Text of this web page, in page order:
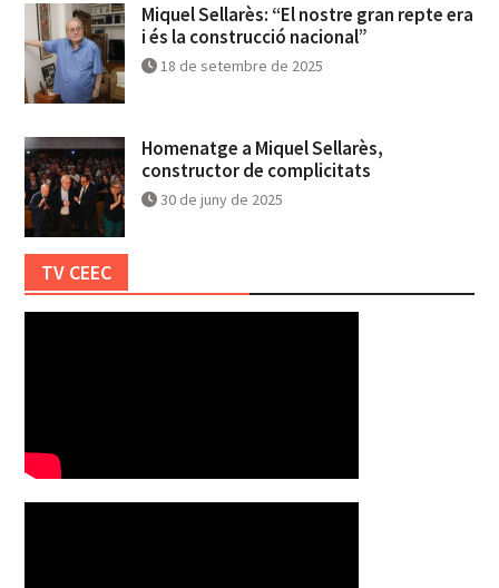
Miquel Sellarès: “El nostre gran repte era
i és la construcció nacional”
18 de setembre de 2025
Homenatge a Miquel Sellarès,
constructor de complicitats
30 de juny de 2025
TV CEEC